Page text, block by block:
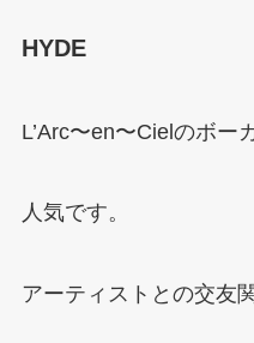
HYDE
L’Arc〜en〜Cielのボー
人気です。
アーティストとの交友